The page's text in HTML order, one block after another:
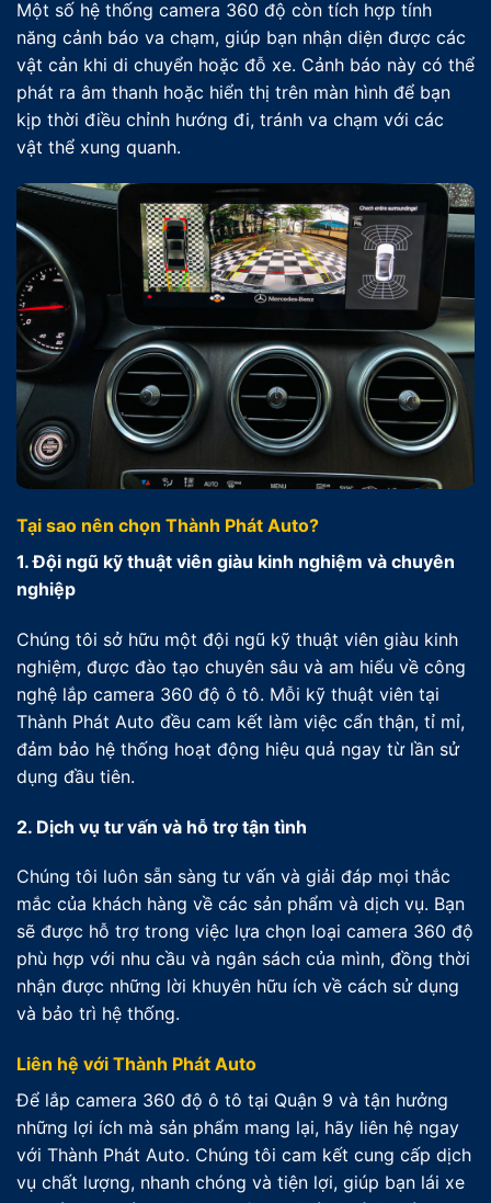
Một số hệ thống camera 360 độ còn tích hợp tính
năng cảnh báo va chạm, giúp bạn nhận diện được các
vật cản khi di chuyển hoặc đỗ xe. Cảnh báo này có thể
phát ra âm thanh hoặc hiển thị trên màn hình để bạn
kịp thời điều chỉnh hướng đi, tránh va chạm với các
vật thể xung quanh.
Tại sao nên chọn Thành Phát Auto?
1. Đội ngũ kỹ thuật viên giàu kinh nghiệm và chuyên
nghiệp
Chúng tôi sở hữu một đội ngũ kỹ thuật viên giàu kinh
nghiệm, được đào tạo chuyên sâu và am hiểu về công
nghệ lắp camera 360 độ ô tô. Mỗi kỹ thuật viên tại
Thành Phát Auto đều cam kết làm việc cẩn thận, tỉ mỉ,
đảm bảo hệ thống hoạt động hiệu quả ngay từ lần sử
dụng đầu tiên.
2. Dịch vụ tư vấn và hỗ trợ tận tình
Chúng tôi luôn sẵn sàng tư vấn và giải đáp mọi thắc
mắc của khách hàng về các sản phẩm và dịch vụ. Bạn
sẽ được hỗ trợ trong việc lựa chọn loại camera 360 độ
phù hợp với nhu cầu và ngân sách của mình, đồng thời
nhận được những lời khuyên hữu ích về cách sử dụng
và bảo trì hệ thống.
Liên hệ với Thành Phát Auto
Để lắp camera 360 độ ô tô tại Quận 9 và tận hưởng
những lợi ích mà sản phẩm mang lại, hãy liên hệ ngay
với Thành Phát Auto. Chúng tôi cam kết cung cấp dịch
vụ chất lượng, nhanh chóng và tiện lợi, giúp bạn lái xe